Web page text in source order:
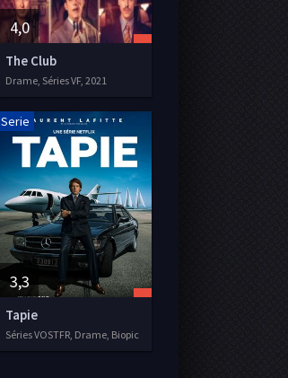
4,0
The Club
Drame, Séries VF, 2021
3,3
Serie
Tapie
Séries VOSTFR, Drame, Biopic